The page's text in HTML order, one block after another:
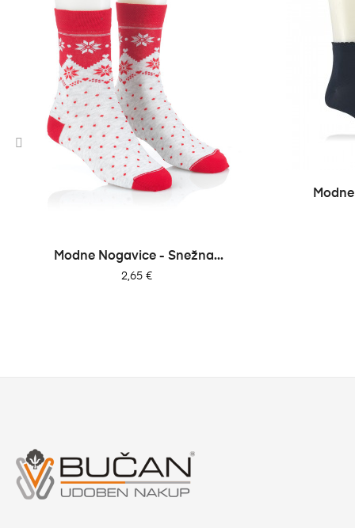
Modne Nogavice - Snežna...
Cena
2,65 €